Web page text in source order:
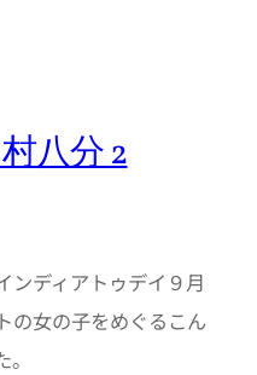
八分 2
ディアトゥデイ９月
の女の子をめぐるこん